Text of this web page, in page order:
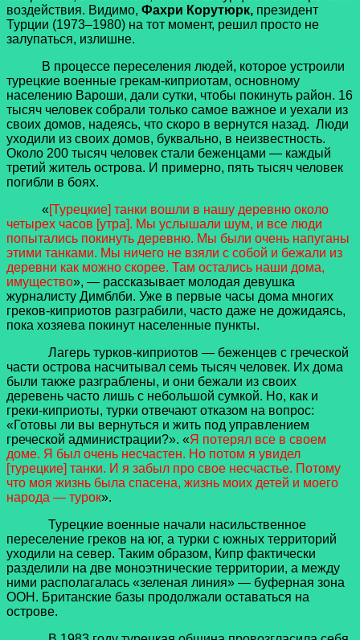
воздействия. Видимо, Фахри Корутюрк, президент
Турции (1973–1980) на тот момент, решил просто не
залупаться, излишне.
В процессе переселения людей, которое устроили
турецкие военные грекам-киприотам, основному
населению Вароши, дали сутки, чтобы покинуть район. 16
тысяч человек собрали только самое важное и уехали из
своих домов, надеясь, что скоро в вернутся назад. Люди
уходили из своих домов, буквально, в неизвестность.
Около 200 тысяч человек стали беженцами — каждый
третий житель острова. И примерно, пять тысяч человек
погибли в боях.
«[Турецкие] танки вошли в нашу деревню около
четырех часов [утра]. Мы услышали шум, и все люди
попытались покинуть деревню. Мы были очень напуганы
этими танками. Мы ничего не взяли с собой и бежали из
деревни как можно скорее. Там остались наши дома,
имущество», — рассказывает молодая девушка
журналисту Димблби. Уже в первые часы дома многих
греков-киприотов разграбили, часто даже не дожидаясь,
пока хозяева покинут населенные пункты.
Лагерь турков-киприотов — беженцев с греческой
части острова насчитывал семь тысяч человек. Их дома
были также разграблены, и они бежали из своих
деревень часто лишь с небольшой сумкой. Но, как и
греки-киприоты, турки отвечают отказом на вопрос:
«Готовы ли вы вернуться и жить под управлением
греческой администрации?». «Я потерял все в своем
доме. Я был очень несчастен. Но потом я увидел
[турецкие] танки. И я забыл про свое несчастье. Потому
что моя жизнь была спасена, жизнь моих детей и моего
народа — турок».
Турецкие военные начали насильственное
переселение греков на юг, а турки с южных территорий
уходили на север. Таким образом, Кипр фактически
разделили на две моноэтнические территории, а между
ними располагалась «зеленая линия» — буферная зона
ООН. Британские базы продолжали оставаться на
острове.